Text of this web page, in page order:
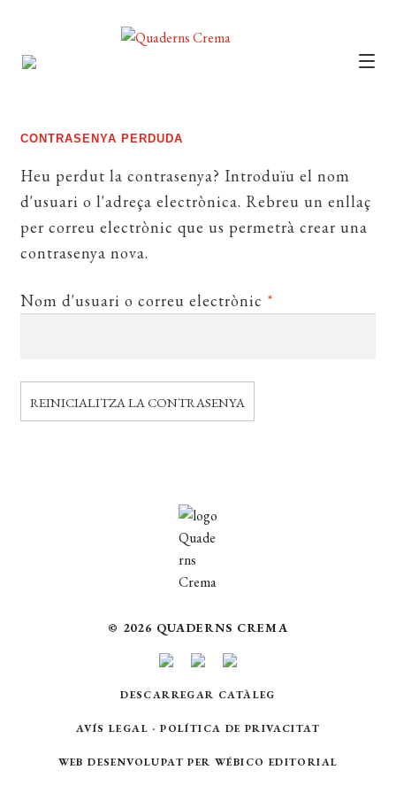
L’EDITORIAL
FOREIGN RIGHTS
CONTACTE
CERCAR
CONTRASENYA PERDUDA
Heu perdut la contrasenya? Introduïu el nom
d'usuari o l'adreça electrònica. Rebreu un enllaç
per correu electrònic que us permetrà crear una
contrasenya nova.
Nom d'usuari o correu electrònic *
REINICIALITZA LA CONTRASENYA
© 2026 QUADERNS CREMA
DESCARREGAR CATÀLEG
AVÍS LEGAL ·POLÍTICA DE PRIVACITAT
WEB DESENVOLUPAT PER WÉBICO EDITORIAL